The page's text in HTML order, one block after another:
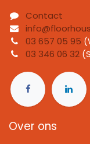
Contact
03 657 05 95
03 346 06 32
Over ons